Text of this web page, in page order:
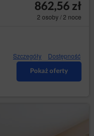
862,56 zł
2 osoby / 2 noce
Szczegóły Dostępność
Pokaż oferty